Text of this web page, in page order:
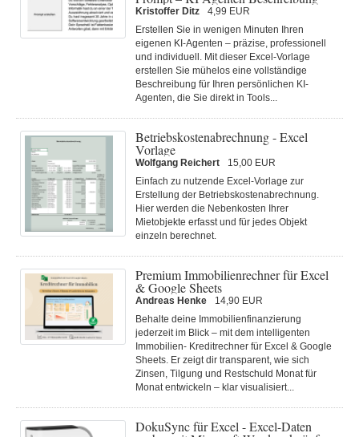
Kristoffer Ditz
4,99 EUR
Erstellen Sie in wenigen Minuten Ihren
eigenen KI-Agenten – präzise, professionell
und individuell. Mit dieser Excel-Vorlage
erstellen Sie mühelos eine vollständige
Beschreibung für Ihren persönlichen KI-
Agenten, die Sie direkt in Tools...
Betriebskostenabrechnung - Excel
Vorlage
Wolfgang Reichert
15,00 EUR
Einfach zu nutzende Excel-Vorlage zur
Erstellung der Betriebskostenabrechnung.
Hier werden die Nebenkosten Ihrer
Mietobjekte erfasst und für jedes Objekt
einzeln berechnet.
Premium Immobilienrechner für Excel
& Google Sheets
Andreas Henke
14,90 EUR
Behalte deine Immobilienfinanzierung
jederzeit im Blick – mit dem intelligenten
Immobilien- Kreditrechner für Excel & Google
Sheets. Er zeigt dir transparent, wie sich
Zinsen, Tilgung und Restschuld Monat für
Monat entwickeln – klar visualisiert...
DokuSync für Excel - Excel-Daten